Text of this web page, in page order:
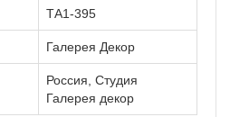
ТА1-395
Галерея Декор
Россия, Студия
Галерея декор